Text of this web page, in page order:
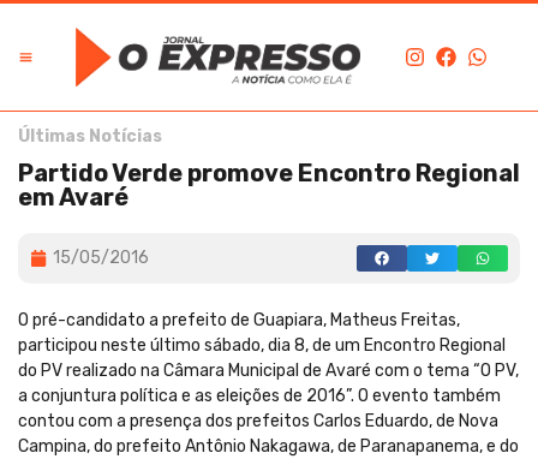
Últimas Notícias
Partido Verde promove Encontro Regional
em Avaré
15/05/2016
O pré-candidato a prefeito de Guapiara, Matheus Freitas,
participou neste último sábado, dia 8, de um Encontro Regional
do PV realizado na Câmara Municipal de Avaré com o tema “O PV,
a conjuntura política e as eleições de 2016”. O evento também
contou com a presença dos prefeitos Carlos Eduardo, de Nova
Campina, do prefeito Antônio Nakagawa, de Paranapanema, e do